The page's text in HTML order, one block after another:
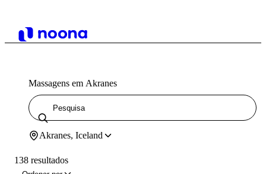
Massagens em Akranes
Akranes, Iceland
138 resultados